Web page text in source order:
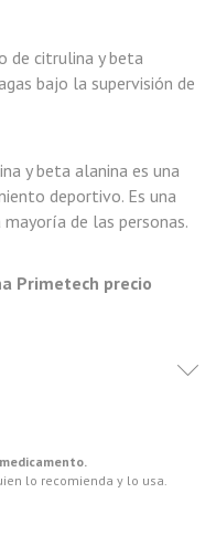
de citrulina y beta
bajo la supervisión de
y beta alanina es una
deportivo. Es una
de las personas.
Primetech precio
lo recomienda y lo usa.